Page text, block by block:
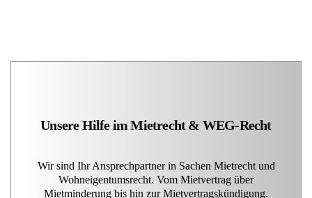
Mietminderung bis hin zur Mietvertragskündigung.